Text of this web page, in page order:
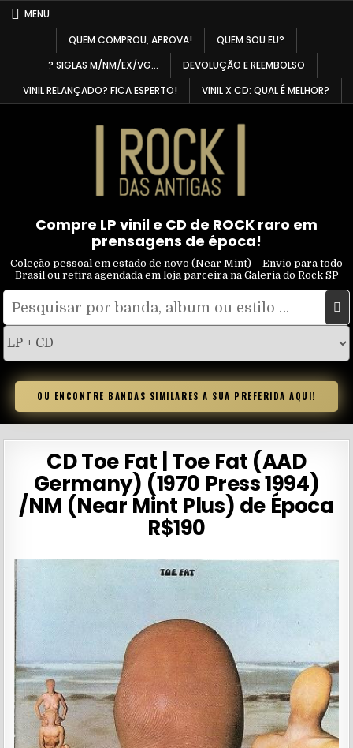
SkipMENU
QUEM COMPROU, APROVA!
QUEM SOU EU?
? SIGLAS M/NM/EX/VG…
DEVOLUÇÃO E REEMBOLSO
VINIL RELANÇADO? FICA ESPERTO!
VINIL X CD: QUAL É MELHOR?
Compre LP vinil e CD de ROCK raro em
prensagens de época!
Coleção pessoal em estado de novo (Near Mint) – Envio para todo
Brasil ou retira agendada em loja parceira na Galeria do Rock SP
Pesquisar
tipo
OU ENCONTRE BANDAS SIMILARES A SUA PREFERIDA AQUI!
CD Toe Fat | Toe Fat (AAD
Germany) (1970 Press 1994)
/NM (Near Mint Plus) de Época
R$190